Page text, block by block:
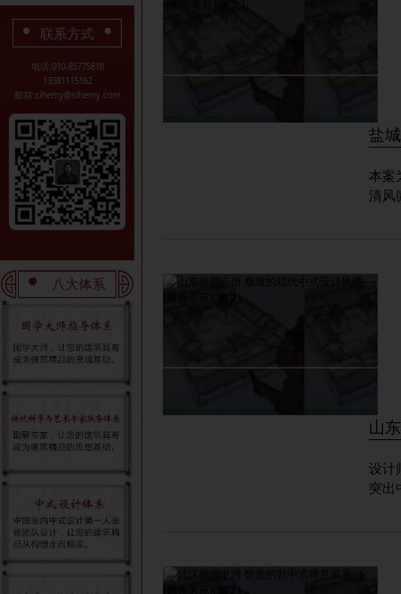
联系方式
电话:010-85775818
13381115162
邮箱:sihemy@sihemy.com
八大体系
盐
本案
清风
山
设计
突出